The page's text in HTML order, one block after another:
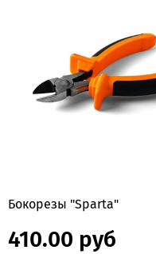
Бокорезы "Sparta"
410.00 руб